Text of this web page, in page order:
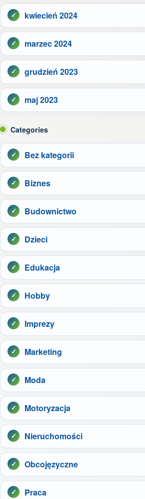
kwiecień 2024
marzec 2024
grudzień 2023
maj 2023
Categories
Bez kategorii
Biznes
Budownictwo
Dzieci
Edukacja
Hobby
Imprezy
Marketing
Moda
Motoryzacja
Nieruchomości
Obcojęzyczne
Praca